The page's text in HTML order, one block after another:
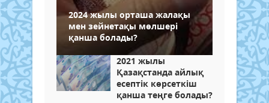
2024 жылы орташа жалақы
мен зейнетақы мөлшері
қанша болады?
2021 жылы
Қазақстанда айлық
есептік көрсеткіш
қанша теңге болады?